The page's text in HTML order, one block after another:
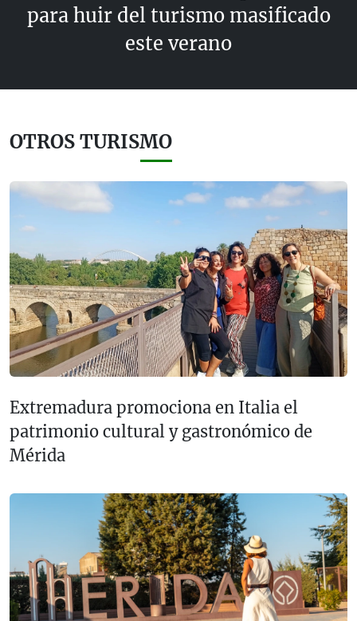
para huir del turismo masificado
este verano
OTROS TURISMO
Extremadura promociona en Italia el
patrimonio cultural y gastronómico de
Mérida